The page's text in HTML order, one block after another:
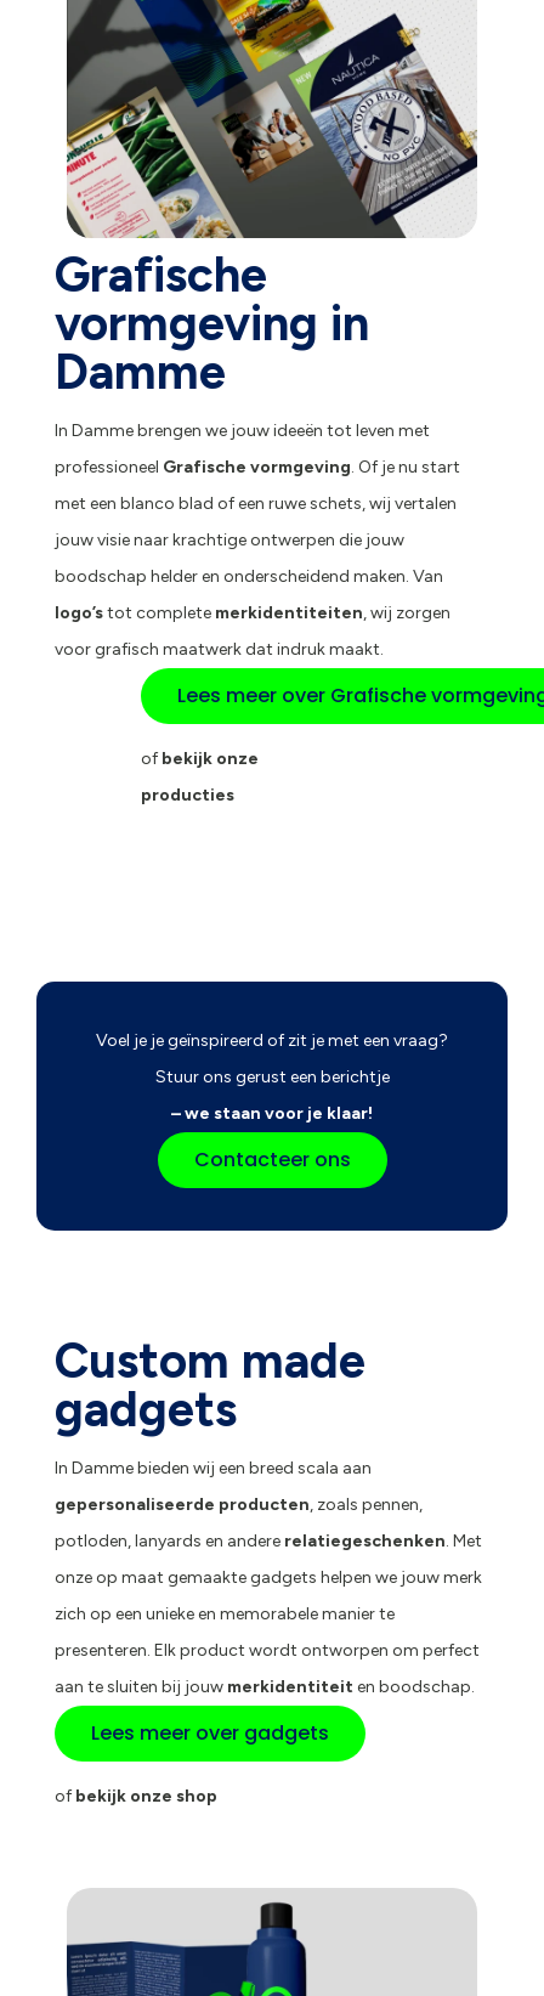
Grafische
vormgeving in
Damme
In Damme brengen we jouw ideeën tot leven met
professioneel Grafische vormgeving. Of je nu start
met een blanco blad of een ruwe schets, wij vertalen
jouw visie naar krachtige ontwerpen die jouw
boodschap helder en onderscheidend maken. Van
logo’stot complete merkidentiteiten, wij zorgen
voor grafisch maatwerk dat indruk maakt.
Lees meer over Grafische
ofbekijk onze
producties
Voel je je geïnspireerd of zit je met een vraag?
Stuur ons gerust een berichtje
– we staan voor je klaar!
Contacteer ons
Custom made
gadgets
In Damme bieden wij een breed scala aan
gepersonaliseerde producten, zoals pennen,
potloden, lanyards en andere relatiegeschenken. Met
onze op maat gemaakte gadgets helpen we jouw merk
zich op een unieke en memorabele manier te
presenteren. Elk product wordt ontworpen om perfect
aan te sluiten bij jouw merkidentiteiten boodschap.
Lees meer over gadgets
ofbekijk onze shop